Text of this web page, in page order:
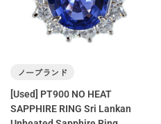
ノーブランド
[Used] PT900 NO HEAT
SAPPHIRE RING Sri Lankan